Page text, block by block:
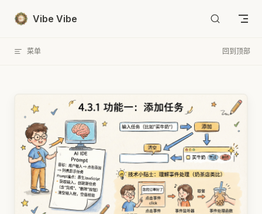
Skip to content
Vibe Vibe
菜单 回到顶部